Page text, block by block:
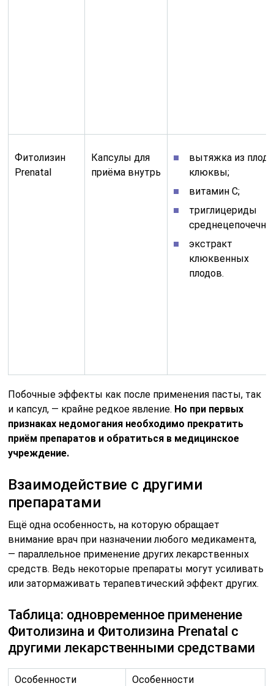
Фитолизин
Prenatal
Капсулы для
приёма внутрь
вытяжка из
клюквы;
витамин C;
триглицериды
экстракт
клюквенных
плодов.
Побочные эффекты как после применения пасты, так
и капсул, — крайне редкое явление. Но при первых
признаках недомогания необходимо прекратить
приём препаратов и обратиться в медицинское
учреждение.
Взаимодействие с другими
препаратами
Ещё одна особенность, на которую обращает
внимание врач при назначении любого медикамента,
— параллельное применение других лекарственных
средств. Ведь некоторые препараты могут усиливать
или затормаживать терапевтический эффект других.
Таблица: одновременное применение
Фитолизина и Фитолизина Prenatal с
другими лекарственными средствами
Особенности
Особенности